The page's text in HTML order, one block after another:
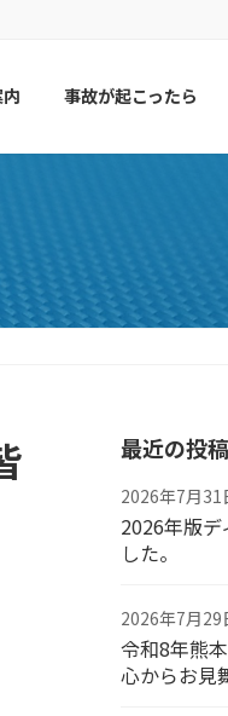
事故が起こったら
最近の投稿
2026年7月31
2026年版
した。
2026年7月29
令和8年熊
心からお見